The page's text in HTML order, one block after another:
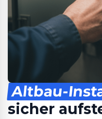
Altbau-
sicher